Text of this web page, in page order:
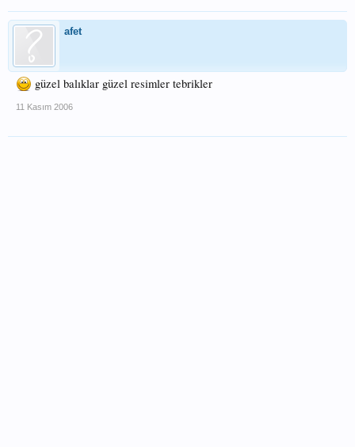
afet
güzel balıklar güzel resimler tebrikler
11 Kasım 2006